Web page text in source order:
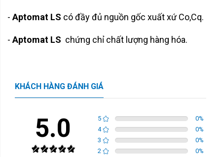
- Aptomat LS có đầy đủ nguồn gốc xuất xứ Co,Cq.
- Aptomat LS chứng chỉ chất lượng hàng hóa.
KHÁCH HÀNG ĐÁNH GIÁ
5.0 5 0%
4
0%
3
0%
2
0%